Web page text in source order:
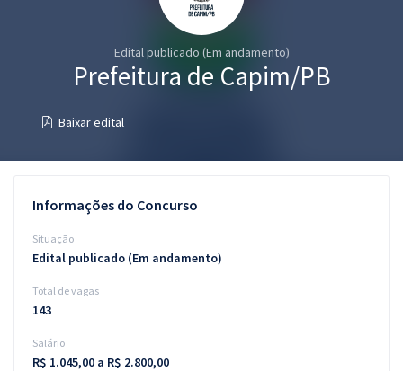
Conteúdo gratuito
Aprovados
Edital publicado (Em andamento)
Prefeitura de Capim/PB
Baixar edital
Informações do Concurso
Situação
Edital publicado (Em andamento)
Total de vagas
143
Salário
R$ 1.045,00 a R$ 2.800,00